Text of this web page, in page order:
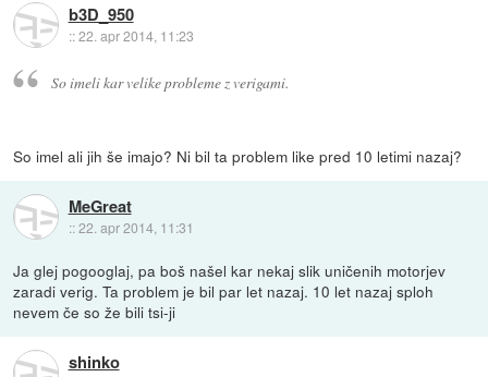
b3D_950
::22. apr 2014, 11:23
So imeli kar velike probleme z verigami.
So imel ali jih še imajo? Ni bil ta problem like pred 10 letimi nazaj?
MeGreat
::22. apr 2014, 11:31
Ja glej pogooglaj, pa boš našel kar nekaj slik uničenih motorjev
zaradi verig. Ta problem je bil par let nazaj. 10 let nazaj sploh
nevem če so že bili tsi-ji
shinko